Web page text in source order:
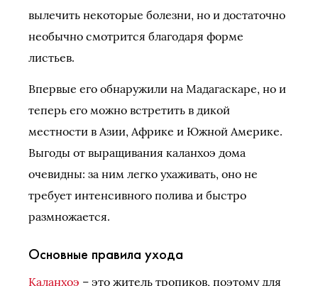
вылечить некоторые болезни, но и достаточно
необычно смотрится благодаря форме
листьев.
Впервые его обнаружили на Мадагаскаре, но и
теперь его можно встретить в дикой
местности в Азии, Африке и Южной Америке.
Выгоды от выращивания каланхоэ дома
очевидны: за ним легко ухаживать, оно не
требует интенсивного полива и быстро
размножается.
Основные правила ухода
Каланхоэ – это житель тропиков, поэтому для